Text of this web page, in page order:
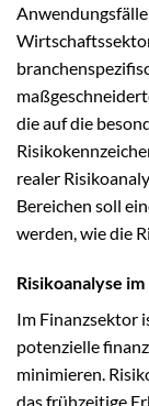
die auf die
realer
Bereichen soll
werden, wie die
Risikoanalyse
Im Finanzsektor
potenzielle
minimieren.
das frühzeitige